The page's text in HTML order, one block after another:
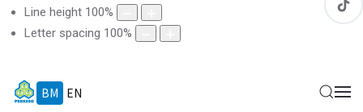
Line height 100%
Letter spacing 100%
BM EN